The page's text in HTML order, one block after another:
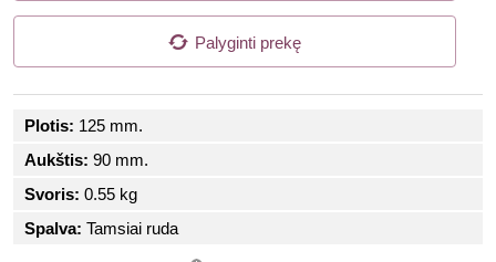
Palyginti prekę
Plotis: 125 mm.
Aukštis: 90 mm.
Svoris: 0.55 kg
Spalva: Tamsiai ruda